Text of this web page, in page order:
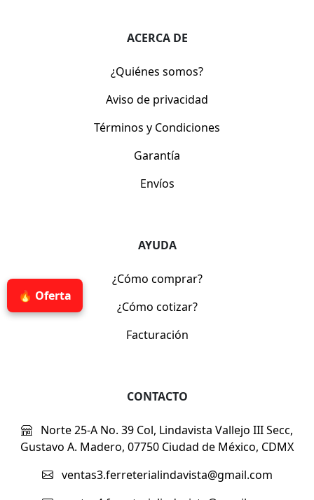
🔥 Oferta
ACERCA DE
¿Quiénes somos?
Aviso de privacidad
Términos y Condiciones
Garantía
Envíos
AYUDA
¿Cómo comprar?
¿Cómo cotizar?
Facturación
CONTACTO
Norte 25-A No. 39 Col, Lindavista Vallejo III Secc,
Gustavo A. Madero, 07750 Ciudad de México, CDMX
ventas3.ferreterialindavista@gmail.com